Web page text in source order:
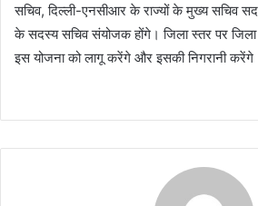
सचिव, दिल्ली-एनसीआर के राज्यों के मुख्य सचिव
के सदस्य सचिव संयोजक होंगे। जिला स्तर पर
इस योजना को लागू करेंगे और इसकी निगरानी